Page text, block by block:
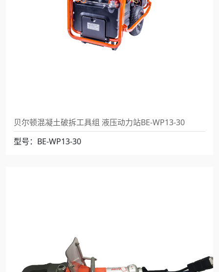
贝尔顿混凝土破拆工具组 液压动力站BE-WP13-30
型号：BE-WP13-30